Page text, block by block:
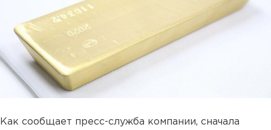
Как сообщает пресс-служба компании, сначала